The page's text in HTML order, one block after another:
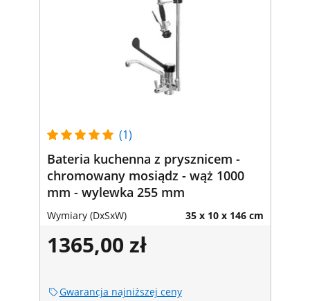
(1)
Bateria kuchenna z prysznicem -
chromowany mosiądz - wąż 1000
mm - wylewka 255 mm
Wymiary (DxSxW) 35 x 10 x 146 cm
1365,00 zł
Gwarancja najniższej ceny